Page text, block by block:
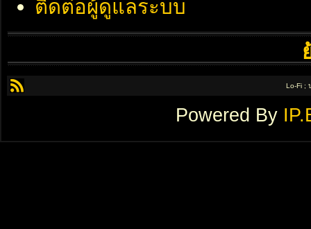
ติดต่อผู้ดูแลระบบ
Lo-Fi ;
Powered By